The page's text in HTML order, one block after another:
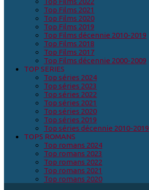
Top Films 2021
Top Films 2020
Top Films 2019
Top Films décennie 2010-2019
Top Films 2018
Top Films 2017
Top Films décennie 2000-2009
TOP SERIES
Top séries 2024
Top séries 2023
Top séries 2022
Top séries 2021
Top séries 2020
Top séries 2019
Top séries décennie 2010-2019
TOPS ROMANS
Top romans 2024
Top romans 2023
Top romans 2022
Top romans 2021
Top romans 2020